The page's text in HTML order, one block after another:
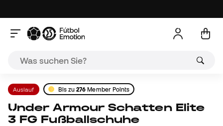
Auslauf Bis zu276 Member Points
Under Armour Schatten Elite
3 FG Fußballschuhe